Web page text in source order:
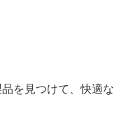
を見つけて、快適な